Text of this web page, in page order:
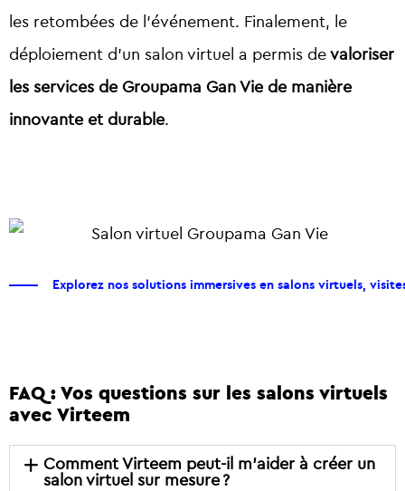
les retombées de l’événement. Finalement, le
déploiement d’un salon virtuel a permis devaloriser
les services de Groupama Gan Vie de manière
innovante et durable.
Explorez nos solutions immersives en salons virtuels,
FAQ : Vos questions sur les salons virtuels
avec Virteem
Comment Virteem peut-il m’aider à créer un
salon virtuel sur mesure ?